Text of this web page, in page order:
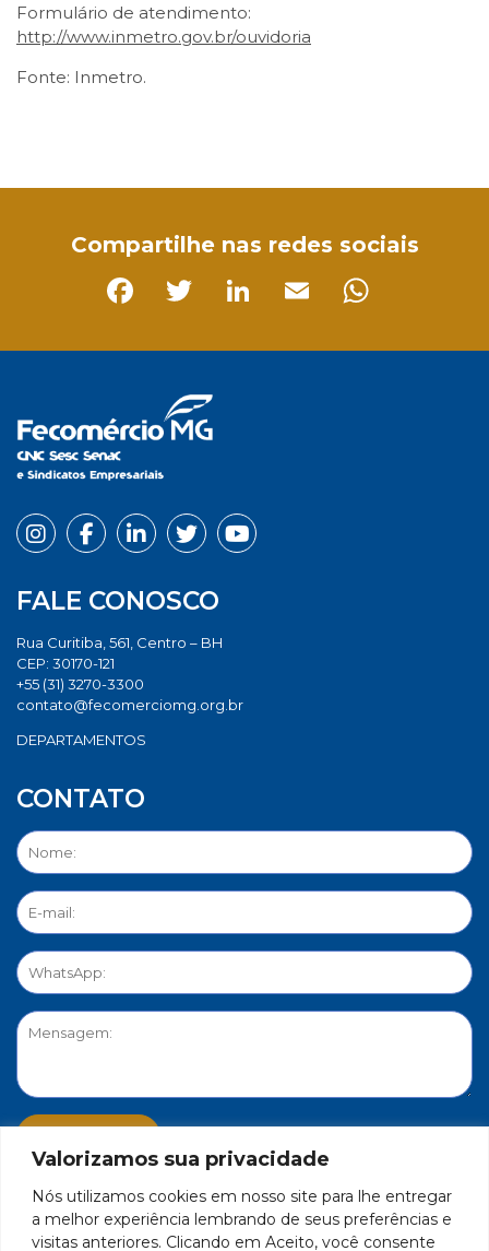
Valorizamos sua privacidade
Nós utilizamos cookies em nosso site para lhe entregar
a melhor experiência lembrando de seus preferências e
visitas anteriores. Clicando em Aceito, você consente
Formulário de atendimento:
http://www.inmetro.gov.br/ouvidoria
Fonte: Inmetro.
Compartilhe nas redes sociais
FALE CONOSCO
Rua Curitiba, 561, Centro – BH
CEP: 30170-121
+55 (31) 3270-3300
contato@fecomerciomg.org.br
DEPARTAMENTOS
CONTATO
PORTAL DE PRIVACIDADE